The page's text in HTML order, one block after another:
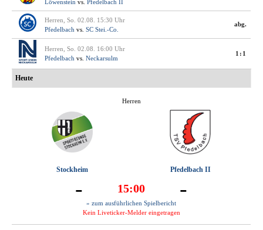
Löwenstein vs. Pfedelbach II
Herren, So. 02.08. 15:30 Uhr
Pfedelbach vs. SC Stei.-Co.
abg.
Herren, So. 02.08. 16:00 Uhr
Pfedelbach vs. Neckarsulm
1:1
Heute
Herren
Stockheim Pfedelbach II
- 15:00 -
» zum ausführlichen Spielbericht
Kein Liveticker-Melder eingetragen